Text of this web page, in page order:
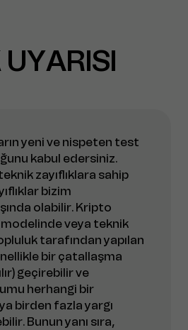
UYARISI
yeni ve nispeten test
kabul edersiniz.
zayıflıklara sahip
bizim
olabilir. Kripto
veya teknik
tarafından yapılan
bir çatallaşma
geçirebilir ve
herhangi bir
birden fazla yargı
Bunun yanı sıra,